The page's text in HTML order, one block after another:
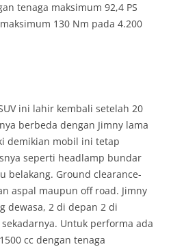
tenaga maksimum 92,4 PS
130 Nm pada 4.200
ini lahir kembali setelah 20
berbeda dengan Jimny lama
demikian mobil ini tetap
seperti headlamp bundar
belakang. Ground clearance-
aspal maupun off road. Jimny
dewasa, 2 di depan 2 di
Untuk performa ada
cc dengan tenaga